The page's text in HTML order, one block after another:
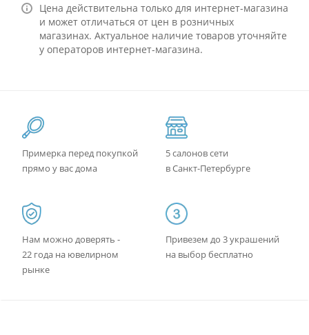
Цена действительна только для интернет-магазина
и может отличаться от цен в розничных
магазинах. Актуальное наличие товаров уточняйте
у операторов интернет-магазина.
Примерка перед покупкой
прямо у вас дома
5 салонов сети
в Санкт-Петербурге
Нам можно доверять -
22 года на ювелирном
рынке
Привезем до 3 украшений
на выбор бесплатно